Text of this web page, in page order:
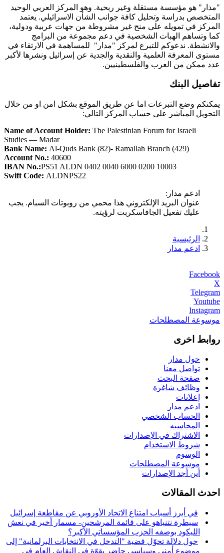
"مدار" هو مؤسسة مستقلة وغير ربحية. وهو المركز العربي الوحيد
المتخصص بدراسة وتحليل كافة جوانب الشأن الاسرائيلي. يعتمد
المركز في تمويله على منح غير مشروطة من جهات عربية ودولية،
كما وتساهم الهبات الشخصية في دعم مجموعة من البرامج
والانشطة. ندعوكم للتبرع لمركز "مدار" للمساهمة في الارتقاء في
مستوى المعرفة العلمية والنقدية والجدية عن إسرائيل ونشرها لأكبر
عدد ممكن من العرب والفلسطينيين.
تفاصيل البنك
يمكنكم وضع التبرعات اما عن طريق الموقع بشكل امن او من خلال
التحويل المباشر على حساب المركز التالي:
Name of Account Holder: The Palestinian Forum for Israeli
Studies — Madar
Bank Name: Al-Quds Bank (82)- Ramallah Branch (429)
Account No.: 40600
IBAN No.:PS51 ALDN 0402 0040 6000 0200 10003
Swift Code: ALDNPS22
ادعم مدار:
عنوان البريد الإلكتروني هذا محمي من روبوتات السبام. يجب
عليك تفعيل الجافاسكربت لرؤيته.
الرئيسية
ادعم مدار
Facebook
X
Telegram
Youtube
Instagram
موسوعة المصطلحات
روابط اخرى
حول مدار
تواصل معنا
صفحة البحث
وظائف شاغرة
إعلانات
ادعم مدار
الحساب الشخصي
المحاسبه
الاشتراك في الإصدارات
شروط الاستخدام
الوسوم
موسوعة المصطلحات
أين أجد الإصدارات
احدث المقالات
في أبرز أسباب امتناع الاتحاد الأوروبي عن مقاطعة إسرائيل
سيطرة نتنياهو على قائمة المرشحين- مسمار أخير في نعش
الليكود بوصفه الحزب المؤسساتي الأكبر؟
حول دلالة تحوّل قضية "التدخل في الانتخابات البرلمانية" إلى
موضوع أمني وسياسي حاضر بقوّة في النقاش العام في